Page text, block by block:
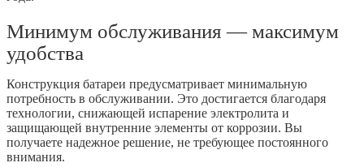
Минимум обслуживания — максимум
удобства
Конструкция батареи предусматривает минимальную
потребность в обслуживании. Это достигается благодаря
технологии, снижающей испарение электролита и
защищающей внутренние элементы от коррозии. Вы
получаете надежное решение, не требующее постоянного
внимания.